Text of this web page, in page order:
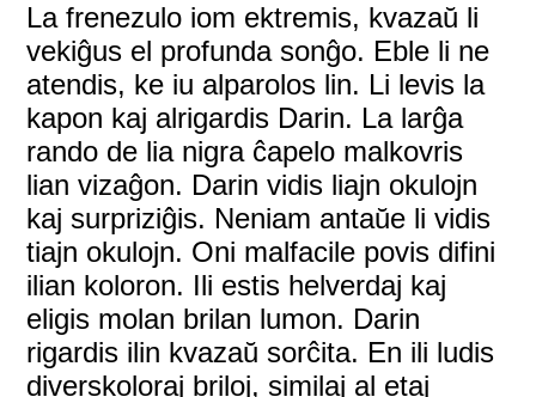
La frenezulo iom ektremis, kvazaŭ li
vekiĝus el profunda sonĝo. Eble li ne
atendis, ke iu alparolos lin. Li levis la
kapon kaj alrigardis Darin. La larĝa
rando de lia nigra ĉapelo malkovris
lian vizaĝon. Darin vidis liajn okulojn
kaj surpriziĝis. Neniam antaŭe li vidis
tiajn okulojn. Oni malfacile povis difini
ilian koloron. Ili estis helverdaj kaj
eligis molan brilan lumon. Darin
rigardis ilin kvazaŭ sorĉita. En ili ludis
diverskoloraj briloj, similaj al etaj